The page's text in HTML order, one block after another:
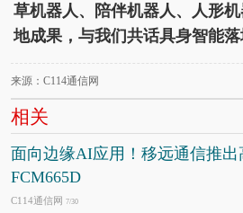
草机器人、陪伴机器人、人形
地成果，与我们共话具身智能落
来源：C114通信网
相关
面向边缘AI应用！移远通信推出
FCM665D
C114通信网 7/30